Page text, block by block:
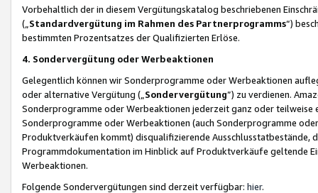
Vorbehaltlich der in diesem Vergütungskatalog beschriebenen
(„ Standardvergütung im Rahmen des Partnerprogramms“)
bestimmten Prozentsatzes der Qualifizierten Erlöse.
4. Sondervergütung oder Werbeaktionen
Gelegentlich können wir Sonderprogramme oder Werbeaktionen
oder alternative Vergütung („ Sondervergütung”) zu verdienen.
Sonderprogramme oder Werbeaktionen jederzeit ganz oder
Sonderprogramme oder Werbeaktionen (auch Sonderprogramme
Produktverkäufen kommt) disqualifizierende Ausschlusstatbestände,
Programmdokumentation im Hinblick auf Produktverkäufe geltende
Werbeaktionen.
Folgende Sondervergütungen sind derzeit verfügbar: hier.